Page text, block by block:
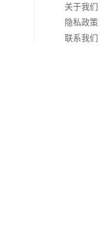
关于我们
隐私政策
联系我们